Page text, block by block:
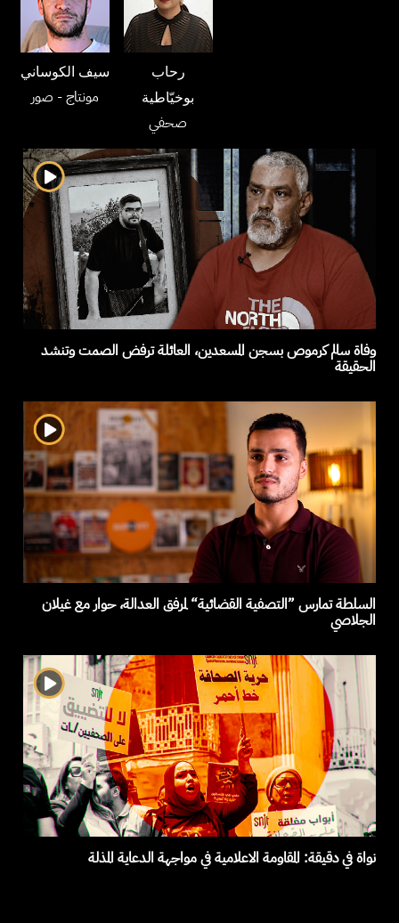
سيف الكوساني
مونتاج- صور
رحاب
بوخيّاطية
صحفي
وفاة سالم كرموص بسجن المسعدين، العائلة ترفض الصمت وتنشد
الحقيقة
السلطة تمارس ”التصفية القضائية“ لمرفق العدالة، حوار مع غيلان
الجلاصي
نواة في دقيقة: المقاومة الاعلامية في مواجهة الدعاية المذلة